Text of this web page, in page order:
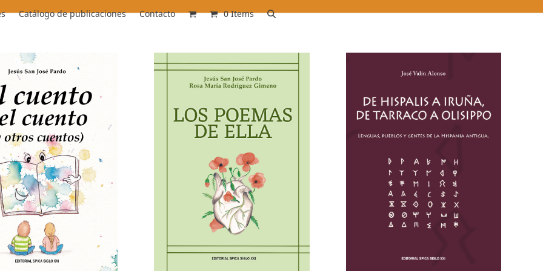
Catálogo de publicaciones Contacto 0 Items